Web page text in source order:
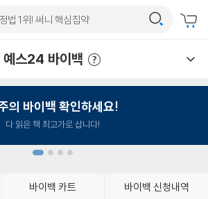
예스24 바이백
의 바이백 확인하세요!
다 읽은 책 최고가로 삽니다!
바이백 카트 바이백 신청내역